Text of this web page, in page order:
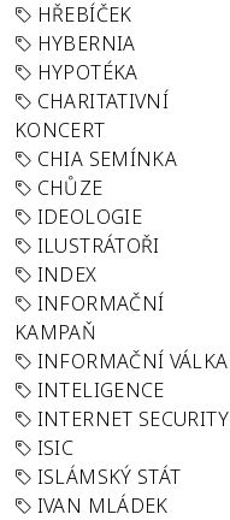
HŘEBÍČEK
HYBERNIA
HYPOTÉKA
CHARITATIVNÍ
KONCERT
CHIA SEMÍNKA
CHŮZE
IDEOLOGIE
ILUSTRÁTOŘI
INDEX
INFORMAČNÍ
KAMPAŇ
INFORMAČNÍ VÁLKA
INTELIGENCE
INTERNET SECURITY
ISIC
ISLÁMSKÝ STÁT
IVAN MLÁDEK